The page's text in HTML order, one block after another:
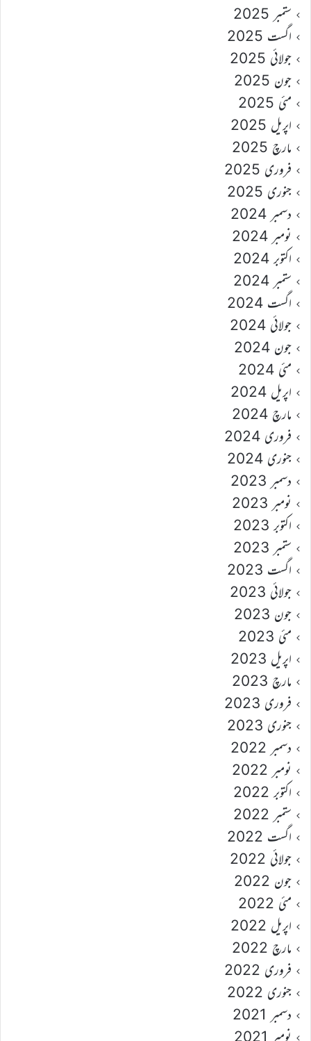
ستمبر 2025
اگست 2025
جولائی 2025
جون 2025
مئی 2025
اپریل 2025
مارچ 2025
فروری 2025
جنوری 2025
دسمبر 2024
نومبر 2024
اکتوبر 2024
ستمبر 2024
اگست 2024
جولائی 2024
جون 2024
مئی 2024
اپریل 2024
مارچ 2024
فروری 2024
جنوری 2024
دسمبر 2023
نومبر 2023
اکتوبر 2023
ستمبر 2023
اگست 2023
جولائی 2023
جون 2023
مئی 2023
اپریل 2023
مارچ 2023
فروری 2023
جنوری 2023
دسمبر 2022
نومبر 2022
اکتوبر 2022
ستمبر 2022
اگست 2022
جولائی 2022
جون 2022
مئی 2022
اپریل 2022
مارچ 2022
فروری 2022
جنوری 2022
دسمبر 2021
نومبر 2021